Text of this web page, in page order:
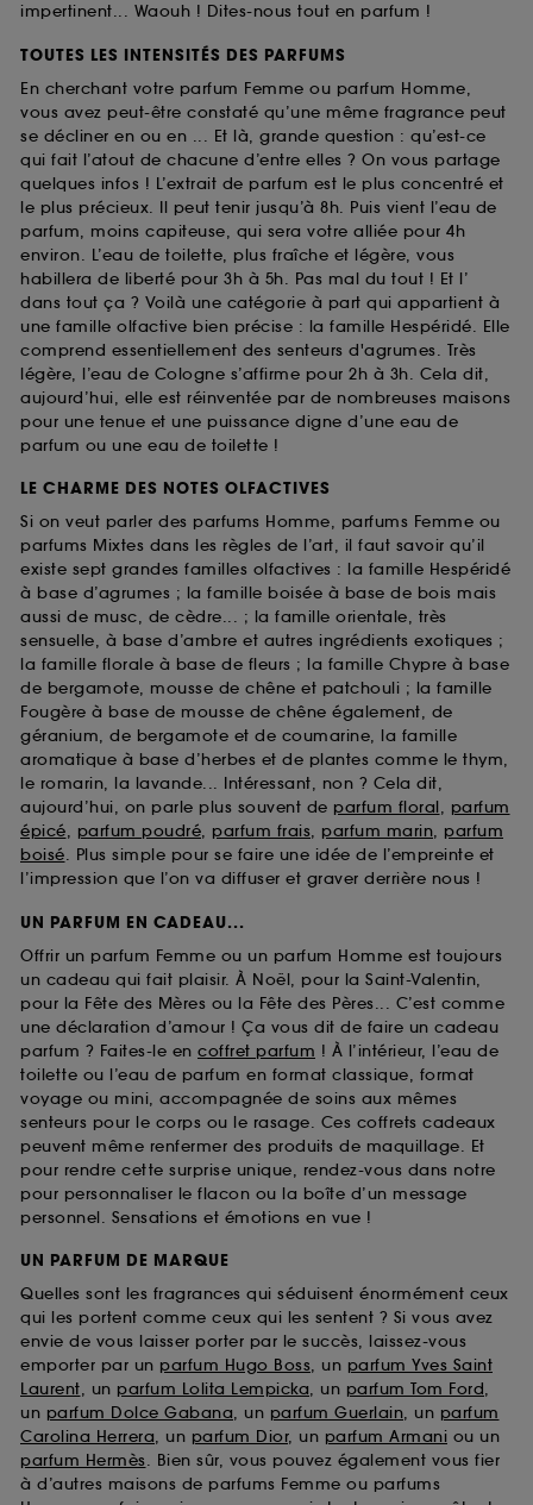
impertinent... Waouh ! Dites-nous tout en parfum !
TOUTES LES INTENSITÉS DES PARFUMS
En cherchant votre parfum Femme ou parfum Homme,
vous avez peut-être constaté qu’une même fragrance peut
se décliner en ou en ... Et là, grande question : qu’est-ce
qui fait l’atout de chacune d’entre elles ? On vous partage
quelques infos ! L’extrait de parfum est le plus concentré et
le plus précieux. Il peut tenir jusqu’à 8h. Puis vient l’eau de
parfum, moins capiteuse, qui sera votre alliée pour 4h
environ. L’eau de toilette, plus fraîche et légère, vous
habillera de liberté pour 3h à 5h. Pas mal du tout ! Et l’
dans tout ça ? Voilà une catégorie à part qui appartient à
une famille olfactive bien précise : la famille Hespéridé. Elle
comprend essentiellement des senteurs d'agrumes. Très
légère, l’eau de Cologne s’affirme pour 2h à 3h. Cela dit,
aujourd’hui, elle est réinventée par de nombreuses maisons
pour une tenue et une puissance digne d’une eau de
parfum ou une eau de toilette !
LE CHARME DES NOTES OLFACTIVES
Si on veut parler des parfums Homme, parfums Femme ou
parfums Mixtes dans les règles de l’art, il faut savoir qu’il
existe sept grandes familles olfactives : la famille Hespéridé
à base d’agrumes ; la famille boisée à base de bois mais
aussi de musc, de cèdre... ; la famille orientale, très
sensuelle, à base d’ambre et autres ingrédients exotiques ;
la famille florale à base de fleurs ; la famille Chypre à base
de bergamote, mousse de chêne et patchouli ; la famille
Fougère à base de mousse de chêne également, de
géranium, de bergamote et de coumarine, la famille
aromatique à base d’herbes et de plantes comme le thym,
le romarin, la lavande... Intéressant, non ? Cela dit,
aujourd’hui, on parle plus souvent de parfum floral, parfum
épicé, parfum poudré, parfum frais, parfum marin, parfum
boisé. Plus simple pour se faire une idée de l’empreinte et
l’impression que l’on va diffuser et graver derrière nous !
UN PARFUM EN CADEAU...
Offrir un parfum Femme ou un parfum Homme est toujours
un cadeau qui fait plaisir. À Noël, pour la Saint-Valentin,
pour la Fête des Mères ou la Fête des Pères... C’est comme
une déclaration d’amour ! Ça vous dit de faire un cadeau
parfum ? Faites-le en coffret parfum ! À l’intérieur, l’eau de
toilette ou l’eau de parfum en format classique, format
voyage ou mini, accompagnée de soins aux mêmes
senteurs pour le corps ou le rasage. Ces coffrets cadeaux
peuvent même renfermer des produits de maquillage. Et
pour rendre cette surprise unique, rendez-vous dans notre
pour personnaliser le flacon ou la boîte d’un message
personnel. Sensations et émotions en vue !
UN PARFUM DE MARQUE
Quelles sont les fragrances qui séduisent énormément ceux
qui les portent comme ceux qui les sentent ? Si vous avez
envie de vous laisser porter par le succès, laissez-vous
emporter par un parfum Hugo Boss, un parfum Yves Saint
Laurent, un parfum Lolita Lempicka, un parfum Tom Ford,
un parfum Dolce Gabana, un parfum Guerlain, un parfum
Carolina Herrera, un parfum Dior, un parfum Armani ou un
parfum Hermès. Bien sûr, vous pouvez également vous fier
à d’autres maisons de parfums Femme ou parfums